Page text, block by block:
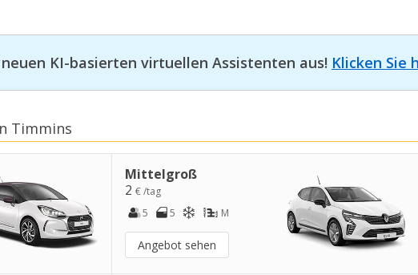
KI-basierten virtuellen Assistenten aus! Klicken Sie
Timmins
Mittelgroß
2€ /tag
5
5 M
Angebot sehen